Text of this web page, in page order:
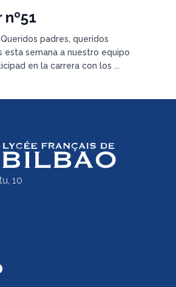
padres, queridos
esta semana a nuestro equipo
en la carrera con los ...
10